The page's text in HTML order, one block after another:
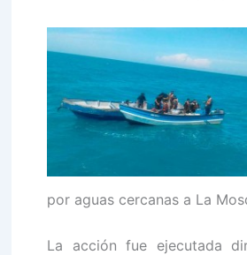
por aguas cercanas a La
La acción fue ejecutada